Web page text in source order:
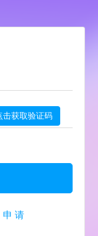
击获取验证码
申 请